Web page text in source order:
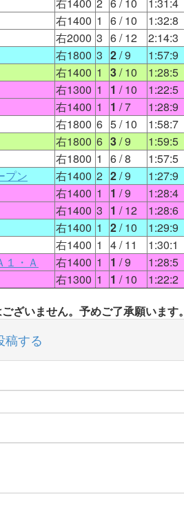
右1400 2 6/ 10 1:31:4
右1400 1 6/ 10 1:32:8
右2000 3 6/ 12 2:14:3
右1800 3 2/ 9 1:57:9
右1400 1 3/ 10 1:28:5
右1300 1 1 / 10 1:22:5
右1400 1 1 / 7 1:28:9
右1800 6 5/ 10 1:58:7
右1800 6 3/ 9 1:59:5
右1800 1 6/ 8 1:57:5
プン 右1400 2 2/ 9 1:27:9
右1400 1 1 / 9 1:28:4
右1400 3 1 / 12 1:28:6
右1400 1 2/ 10 1:29:9
右1400 1 4/ 11 1:30:1
１・Ａ 右1400 1 1 / 9 1:28:5
右1300 1 1 / 10 1:22:2
ざいません。予めご了承願います。
稿する